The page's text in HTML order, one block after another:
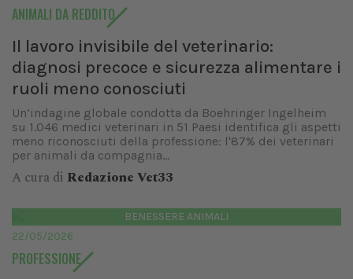
ANIMALI DA REDDITO
Il lavoro invisibile del veterinario:
diagnosi precoce e sicurezza alimentare i
ruoli meno conosciuti
Un’indagine globale condotta da Boehringer Ingelheim
su 1.046 medici veterinari in 51 Paesi identifica gli aspetti
meno riconosciuti della professione: l'87% dei veterinari
per animali da compagnia...
A cura di Redazione Vet33
BENESSERE ANIMALI
22/05/2026
PROFESSIONE